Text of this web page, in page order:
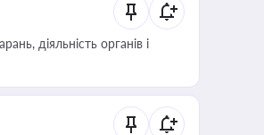
діяльність органів і